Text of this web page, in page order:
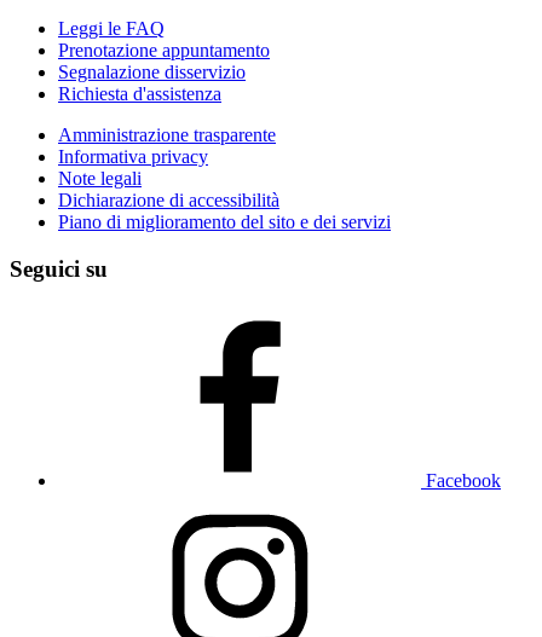
Leggi le FAQ
Prenotazione appuntamento
Segnalazione disservizio
Richiesta d'assistenza
Amministrazione trasparente
Informativa privacy
Note legali
Dichiarazione di accessibilità
Piano di miglioramento del sito e dei servizi
Seguici su
Facebook